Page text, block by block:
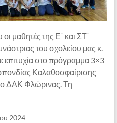
μαθητές της Ε΄ και ΣΤ΄
του σχολείου μας κ.
επιτυχία στο πρόγραμμα 3×3
Καλαθοσφαίρισης
ΔΑΚ Φλώρινας. Τη
2024